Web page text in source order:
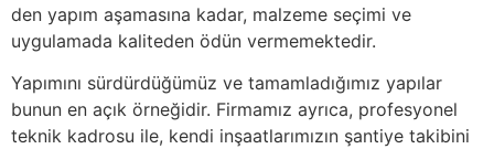
den yapım aşamasına kadar, malzeme seçimi ve
uygulamada kaliteden ödün vermemektedir.
Yapımını sürdürdüğümüz ve tamamladığımız yapılar
bunun en açık örneğidir. Firmamız ayrıca, profesyonel
teknik kadrosu ile, kendi inşaatlarımızın şantiye takibini